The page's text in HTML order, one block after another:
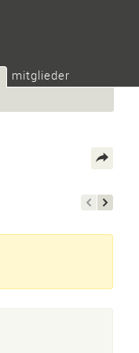
mitglieder